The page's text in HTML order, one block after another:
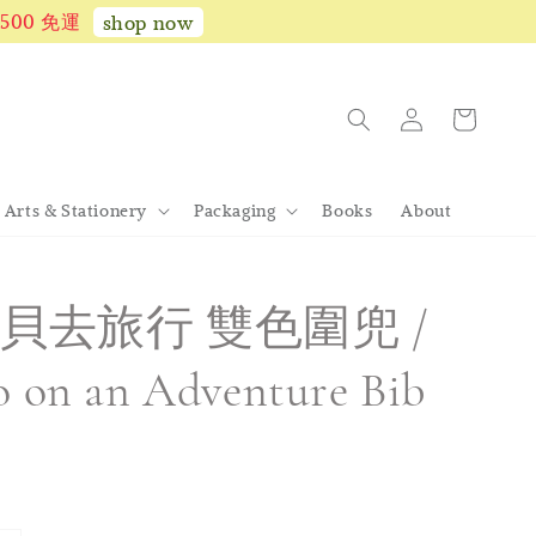
免運 shop now
Arts & Stationery Packaging Books About
去旅行 雙色圍兜 /
on an Adventure Bib